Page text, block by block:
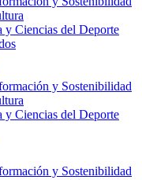
y Ciencias del Deporte
y Sostenibilidad
y Ciencias del Deporte
y Sostenibilidad